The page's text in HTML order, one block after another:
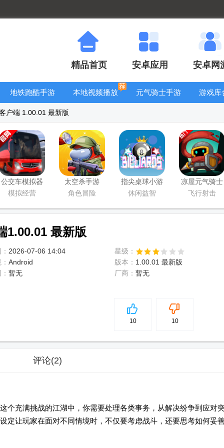
精品首页 安卓应用 安卓网
地铁跑酷手游
本地视频播放
元气骑士手游
游戏库
户端 1.00.01 最新版
公交车模拟器
官方版(Bus
Ultimate)
模拟经营
太空杀手游
角色冒险
指尖桌球小游
戏
休闲益智
凉屋元气骑士
前传手游
飞行射击
1.00.01 最新版
2026-07-06 14:04
星级：
Android 版本： 1.00.01 最新版
暂无 厂商： 暂无
5
10 10
评论(2)
个充满挑战的江湖中，你需要处理各类事务，从解决纷争到应对
定让玩家在面对不同情境时，不仅要考虑战斗，还要思考如何妥